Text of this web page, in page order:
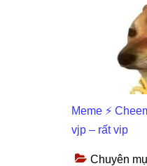
Meme ⚡
vjp – rất vip
Chuyên